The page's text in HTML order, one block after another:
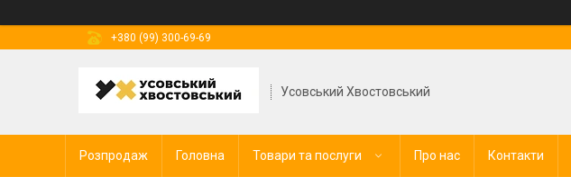
+380 (99) 300-69-69
Усовський Хвостовський
Розпродаж Головна Товари та послуги Про нас Контакти